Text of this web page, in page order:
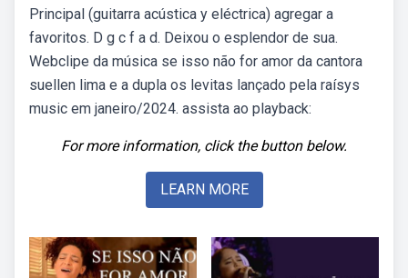
Principal (guitarra acústica y eléctrica) agregar a
favoritos. D g c f a d. Deixou o esplendor de sua.
Webclipe da música se isso não for amor da cantora
suellen lima e a dupla os levitas lançado pela raísys
music em janeiro/2024. assista ao playback:
For more information, click the button below.
LEARN MORE